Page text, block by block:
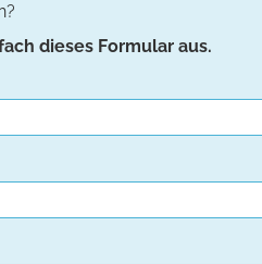
dieses Formular aus.